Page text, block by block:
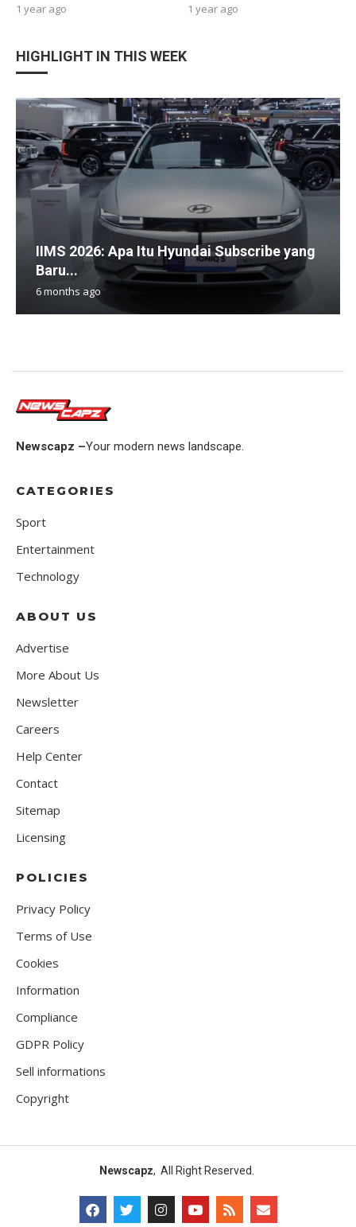
1 year ago
1 year ago
HIGHLIGHT IN THIS WEEK
IIMS 2026: Apa Itu Hyundai Subscribe yang
Baru...
6 months ago
Newscapz –Your modern news landscape.
CATEGORIES
Sport
Entertainment
Technology
ABOUT US
Advertise
More About Us
Newsletter
Careers
Help Center
Contact
Sitemap
Licensing
POLICIES
Privacy Policy
Terms of Use
Cookies
Information
Compliance
GDPR Policy
Sell informations
Copyright
Newscapz, All Right Reserved.